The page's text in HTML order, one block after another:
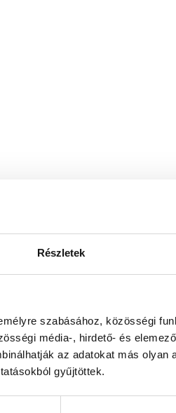
Részletek
szabásához, közösségi
média-, hirdető- és
az adatokat más olyan
gyűjtöttek.
while loadingwww.bicapp.hu (see